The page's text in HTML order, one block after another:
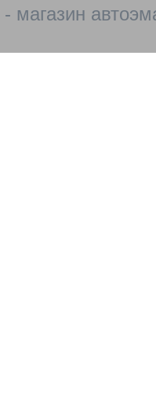
- магазин